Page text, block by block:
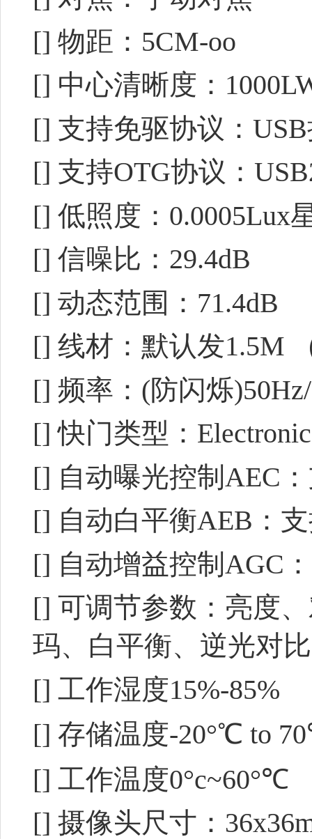
[] 物距：5CM-oo
[] 中心清晰度：
[] 支持免驱协议：
[] 支持OTG协议：
[] 低照度：0.0005Lux
[] 信噪比：29.4dB
[] 动态范围：71.4dB
[] 线材：默认发1.5M
[] 频率：(防闪烁
[] 快门类型：
[] 自动曝光控制AEC
[] 自动白平衡AEB：
[] 自动增益控制AGC
[] 可调节参数：亮度
玛、白平衡、逆光对
[] 工作湿度15%-85%
[] 存储温度-20°℃ to
[] 工作温度0°c~60°℃
[] 摄像头尺寸：